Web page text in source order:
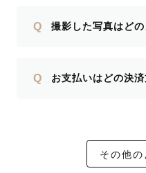
Q 撮影した写真はど
Q お支払いはどの決
その他の